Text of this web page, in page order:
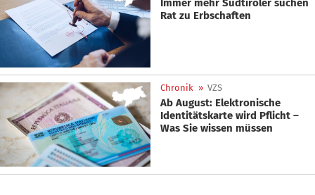
Immer mehr Südtiroler suchen
Rat zu Erbschaften
Chronik » VZS
Ab August: Elektronische
Identitätskarte wird Pflicht –
Was Sie wissen müssen